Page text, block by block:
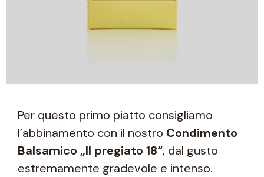
Per questo primo piatto consigliamo
l’abbinamento con il nostro Condimento
Balsamico „Il pregiato 18“, dal gusto
estremamente gradevole e intenso.